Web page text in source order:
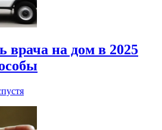
врача на дом в 2025